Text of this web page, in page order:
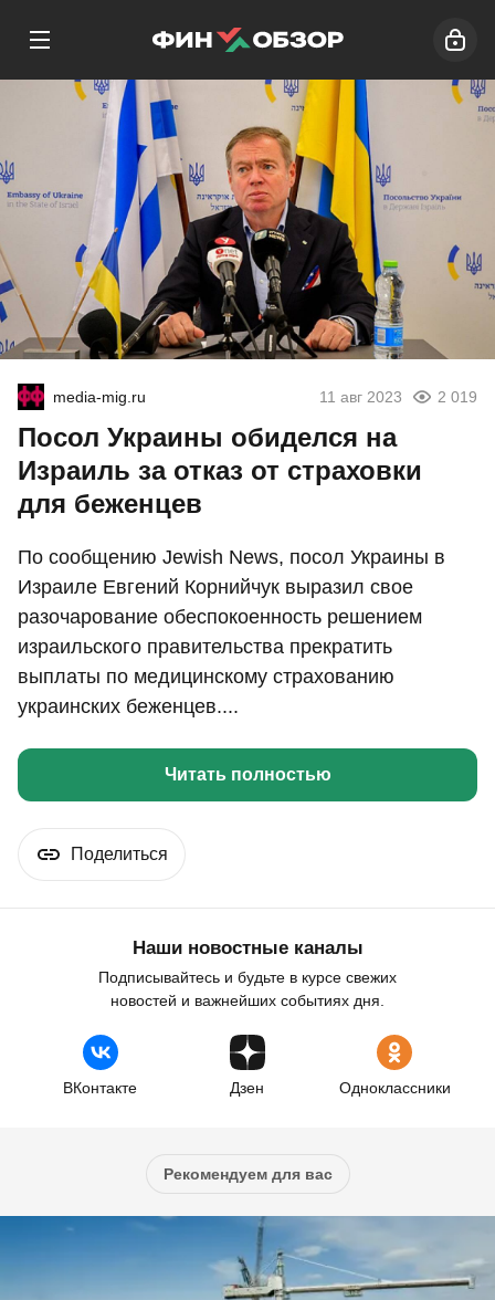
media-mig.ru 11 авг 2023 2 019
Посол Украины обиделся на
Израиль за отказ от страховки
для беженцев
По сообщению Jewish News, посол Украины в
Израиле Евгений Корнийчук выразил свое
разочарование обеспокоенность решением
израильского правительства прекратить
выплаты по медицинскому страхованию
украинских беженцев....
Читать полностью
Поделиться
Наши новостные каналы
Подписывайтесь и будьте в курсе свежих
новостей и важнейших событиях дня.
ВКонтакте Дзен Одноклассники
Рекомендуем для вас